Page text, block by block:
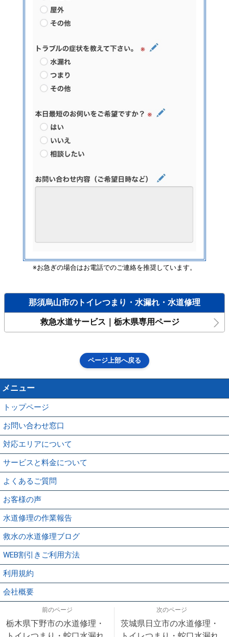
※お急ぎの場合はお電話でのご連絡を推奨しています。
那須烏山市のトイレつまり・水漏れ・水道修理
救急水道サービス｜栃木県専用ページ
ページ上部へ戻る
メニュー
トップページ
お問い合わせ窓口
対応エリアについて
サービスと料金について
よくあるご質問
お客様の声
水道修理の作業報告
救水の水道修理ブログ
WEB割引きご利用方法
利用規約
会社概要
前のページ
栃木県下野市の水道修理・
次のページ
茨城県日立市の水道修理・